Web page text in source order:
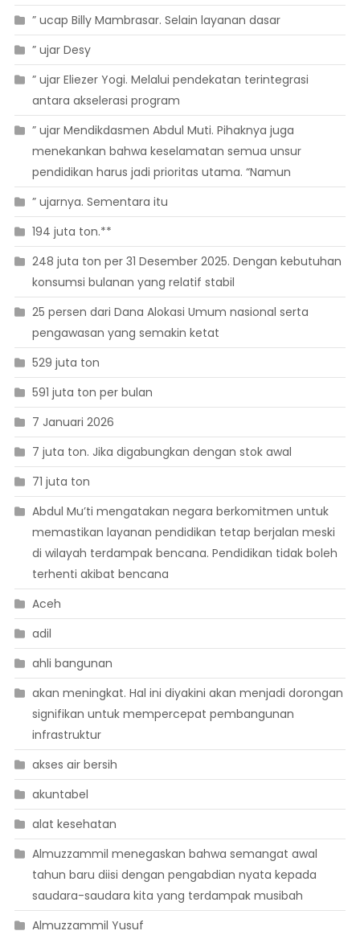
” ucap Billy Mambrasar. Selain layanan dasar
” ujar Desy
” ujar Eliezer Yogi. Melalui pendekatan terintegrasi
antara akselerasi program
” ujar Mendikdasmen Abdul Muti. Pihaknya juga
menekankan bahwa keselamatan semua unsur
pendidikan harus jadi prioritas utama. “Namun
” ujarnya. Sementara itu
194 juta ton.**
248 juta ton per 31 Desember 2025. Dengan kebutuhan
konsumsi bulanan yang relatif stabil
25 persen dari Dana Alokasi Umum nasional serta
pengawasan yang semakin ketat
529 juta ton
591 juta ton per bulan
7 Januari 2026
7 juta ton. Jika digabungkan dengan stok awal
71 juta ton
Abdul Mu’ti mengatakan negara berkomitmen untuk
memastikan layanan pendidikan tetap berjalan meski
di wilayah terdampak bencana. Pendidikan tidak boleh
terhenti akibat bencana
Aceh
adil
ahli bangunan
akan meningkat. Hal ini diyakini akan menjadi dorongan
signifikan untuk mempercepat pembangunan
infrastruktur
akses air bersih
akuntabel
alat kesehatan
Almuzzammil menegaskan bahwa semangat awal
tahun baru diisi dengan pengabdian nyata kepada
saudara-saudara kita yang terdampak musibah
Almuzzammil Yusuf